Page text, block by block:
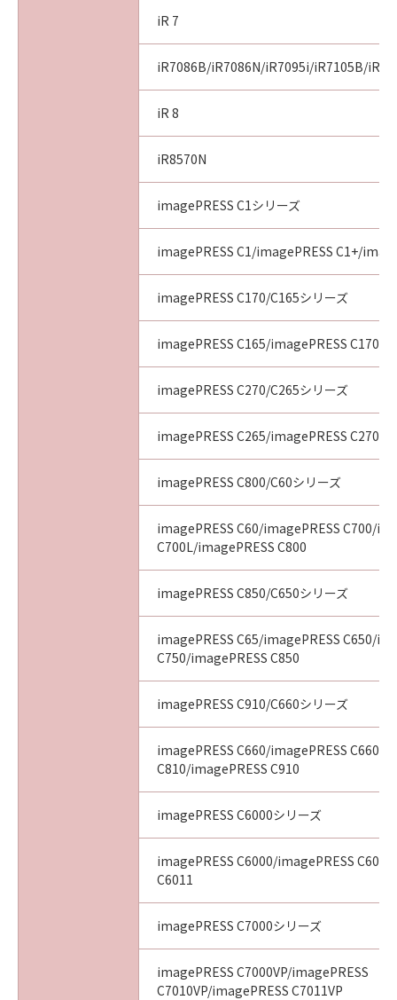
iR 7
iR7086B/iR7086N/iR7095i/iR7105B/
iR 8
iR8570N
imagePRESS C1シリーズ
imagePRESS C1/imagePRESS C1+/
imagePRESS C170/C165シリーズ
imagePRESS C165/imagePRESS C170
imagePRESS C270/C265シリーズ
imagePRESS C265/imagePRESS C270
imagePRESS C800/C60シリーズ
imagePRESS C60/imagePRESS C700/
C700L/imagePRESS C800
imagePRESS C850/C650シリーズ
imagePRESS C65/imagePRESS C650/
C750/imagePRESS C850
imagePRESS C910/C660シリーズ
imagePRESS C660/imagePRESS
C810/imagePRESS C910
imagePRESS C6000シリーズ
imagePRESS C6000/imagePRESS
C6011
imagePRESS C7000シリーズ
imagePRESS C7000VP/imagePRESS
C7010VP/imagePRESS C7011VP